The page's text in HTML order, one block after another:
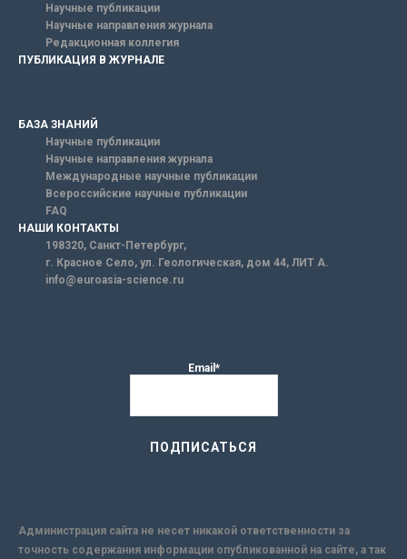
Научные публикации
Научные направления журнала
Редакционная коллегия
ПУБЛИКАЦИЯ В ЖУРНАЛЕ
БАЗА ЗНАНИЙ
Научные публикации
Научные направления журнала
Международные научные публикации
Всероссийские научные публикации
FAQ
НАШИ КОНТАКТЫ
198320, Санкт-Петербург,
г. Красное Село, ул. Геологическая, дом 44, ЛИТ А.
info@euroasia-science.ru
Email*
Администрация сайта не несет никакой ответственности за
точность содержания информации опубликованной на сайте, а так